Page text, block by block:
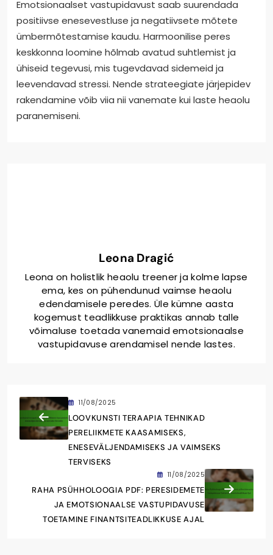
Emotsionaalset vastupidavust saab suurendada
positiivse enesevestluse ja negatiivsete mõtete
ümbermõtestamise kaudu. Harmoonilise peres
keskkonna loomine hõlmab avatud suhtlemist ja
ühiseid tegevusi, mis tugevdavad sidemeid ja
leevendavad stressi. Nende strateegiate järjepidev
rakendamine võib viia nii vanemate kui laste heaolu
paranemiseni.
Leona Dragić
Leona on holistlik heaolu treener ja kolme lapse
ema, kes on pühendunud vaimse heaolu
edendamisele peredes. Üle kümne aasta
kogemust teadlikkuse praktikas annab talle
võimaluse toetada vanemaid emotsionaalse
vastupidavuse arendamisel nende lastes.
11/08/2025
LOOVKUNSTI TERAAPIA TEHNIKAD
PERELIIKMETE KAASAMISEKS,
ENESEVÄLJENDAMISEKS JA VAIMSEKS
TERVISEKS
11/08/2025
RAHA PSÜHHOLOOGIA PDF: PERESIDEMETE
JA EMOTSIONAALSE VASTUPIDAVUSE
TOETAMINE FINANTSITEADLIKKUSE AJAL